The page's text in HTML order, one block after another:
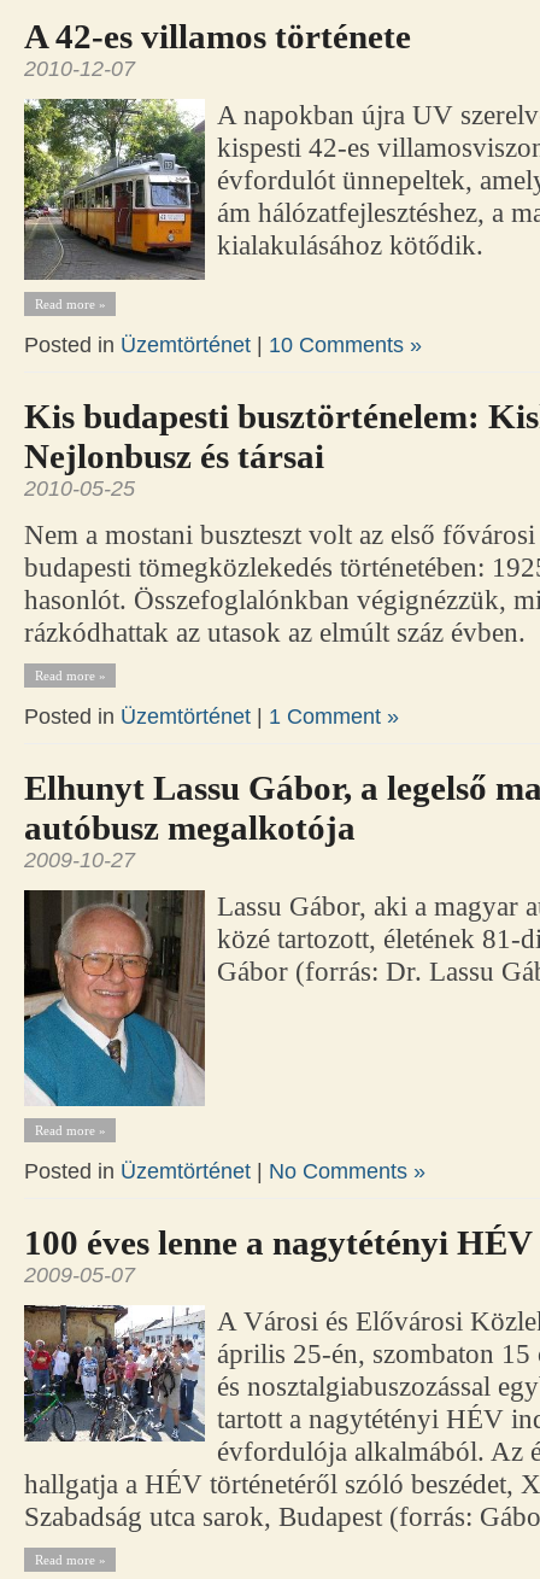
A 42-es villamos története
2010-12-07
A napokban újra UV
kispesti 42-es
évfordulót ünnepeltek,
ám hálózatfejlesztéshez, a
kialakulásához kötődik.
Read more »
Posted in Üzemtörténet | 10 Comments »
Kis budapesti busztörténelem:
Nejlonbusz és társai
2010-05-25
Nem a mostani buszteszt volt az első
budapesti tömegközlekedés történetében:
hasonlót. Összefoglalónkban végignézzük,
rázkódhattak az utasok az elmúlt száz évben.
Read more »
Posted in Üzemtörténet | 1 Comment »
Elhunyt Lassu Gábor, a legelső
autóbusz megalkotója
2009-10-27
Lassu Gábor, aki a magyar
közé tartozott, életének 81-
Gábor (forrás: Dr. Lassu
Read more »
Posted in Üzemtörténet No Comments »
100 éves lenne a nagytétényi HÉV
2009-05-07
A Városi és Elővárosi
április 25-én, szombaton 15
és nosztalgiabuszozással
tartott a nagytétényi HÉV
évfordulója alkalmából. Az
hallgatja a HÉV történetéről szóló beszédet,
Szabadság utca sarok, Budapest (forrás:
Read more »